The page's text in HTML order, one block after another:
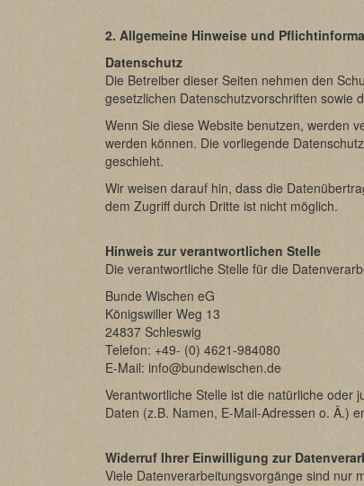
2. Allgemeine Hinweise und
Datenschutz
Die Betreiber dieser Seiten nehmen den
gesetzlichen Datenschutzvorschriften sowie
Wenn Sie diese Website benutzen, werden
werden können. Die vorliegende
geschieht.
Wir weisen darauf hin, dass die
dem Zugriff durch Dritte ist nicht möglich.
Hinweis zur verantwortlichen Stelle
Die verantwortliche Stelle für die
Bunde Wischen eG
Königswiller Weg 13
24837 Schleswig
Telefon: +49- (0) 4621-984080
E-Mail: info@bundewischen.de
Verantwortliche Stelle ist die natürliche oder
Daten (z.B. Namen, E-Mail-Adressen o. Ä.)
Widerruf Ihrer Einwilligung zur
Viele Datenverarbeitungsvorgänge sind nur